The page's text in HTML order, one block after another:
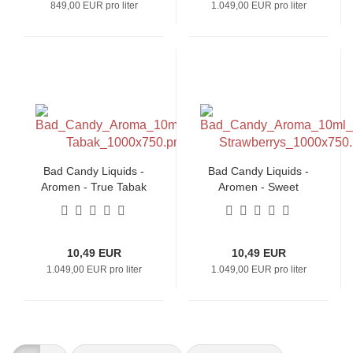
849,00 EUR pro liter 1.049,00 EUR pro liter
Bad Candy Liquids -
Aromen - True Tabak
10,49 EUR
1.049,00 EUR pro liter
Bad Candy Liquids -
Aromen - Sweet
10,49 EUR
1.049,00 EUR pro liter